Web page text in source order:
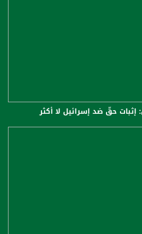
حقّ ضد إسرائيل لا أكثر